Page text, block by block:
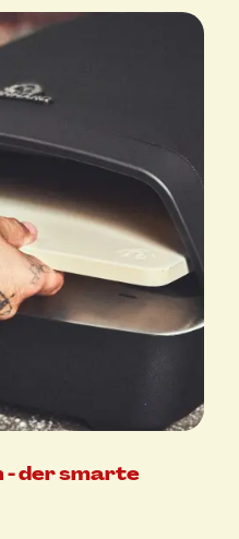
- der smarte